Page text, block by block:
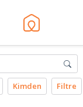
Kimden Filtre